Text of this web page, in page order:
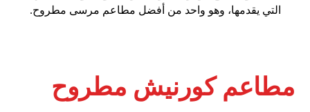
التي يقدمها، وهو واحد من أفضل مطاعم مرسى مطروح.
مطاعم كورنيش مطروح